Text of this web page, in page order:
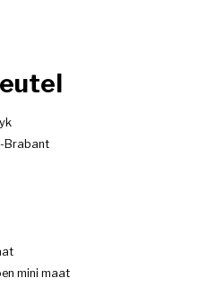
Brabant
mini maat